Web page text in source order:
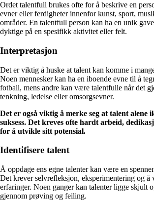
Ordet talentfull brukes ofte for å beskrive en
evner eller ferdigheter innenfor kunst, sport,
områder. En talentfull person kan ha en unik
dyktige på en spesifikk aktivitet eller felt.
Interpretasjon
Det er viktig å huske at talent kan komme i
Noen mennesker kan ha en iboende evne til å
fotball, mens andre kan være talentfulle når det
tenkning, ledelse eller omsorgsevner.
Det er også viktig å merke seg at talent alene
suksess. Det kreves ofte hardt arbeid,
for å utvikle sitt potensial.
Identifisere talent
Å oppdage ens egne talenter kan være en
Det krever selvrefleksjon, eksperimentering og å
erfaringer. Noen ganger kan talenter ligge skjult
gjennom prøving og feiling.